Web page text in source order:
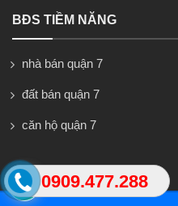
BĐS TIỀM NĂNG
nhà bán quận 7
đất bán quận 7
căn hộ quận 7
0909.477.288